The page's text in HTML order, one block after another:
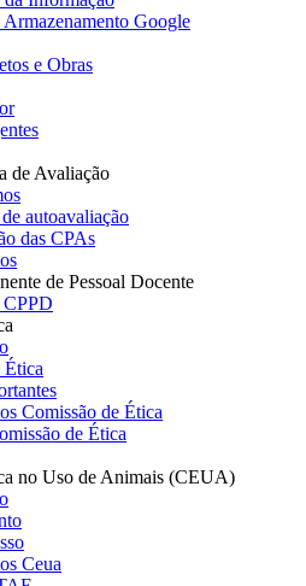
Google
e Obras
de Avaliação
autoavaliação
das CPAs
de Pessoal Docente
CPPD
Comissão de Ética
de Ética
no Uso de Animais (CEUA)
Ceua